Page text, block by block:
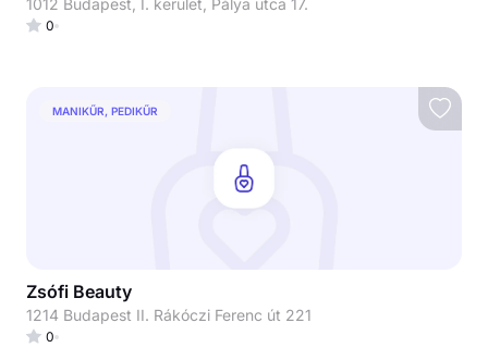
1012 Budapest, I. kerület, Pálya utca 17.
0
MANIKŰR, PEDIKŰR
Zsófi Beauty
1214 Budapest II. Rákóczi Ferenc út 221
0